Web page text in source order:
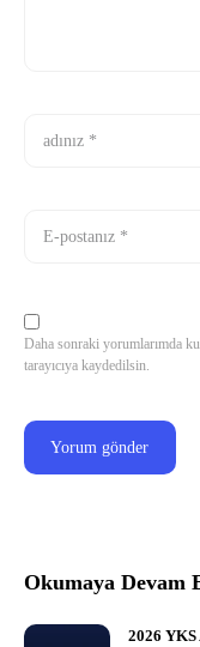
Daha sonraki yorumlarımda
tarayıcıya kaydedilsin.
Okumaya Devam
2026 YKS